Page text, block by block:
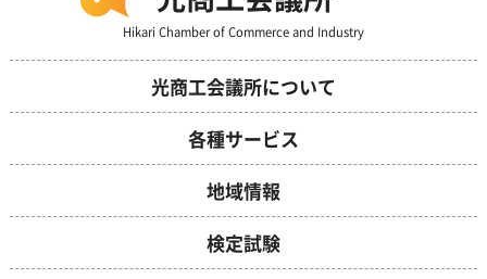
Hikari Chamber of Commerce and Industry
光商工会議所について
各種サービス
地域情報
検定試験